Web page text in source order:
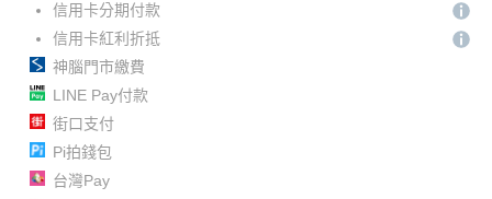
信用卡分期付款
信用卡紅利折抵
神腦門市繳費
LINE Pay付款
街口支付
Pi拍錢包
台灣Pay